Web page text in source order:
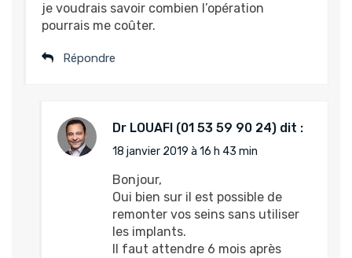
je voudrais savoir combien l’opération
pourrais me coûter.
Répondre
Dr LOUAFI dit :
18 janvier 2019 à 16 h 43 min
Bonjour,
Oui bien sur il est possible de
remonter vos seins sans utiliser
les implants.
Il faut attendre 6 mois après